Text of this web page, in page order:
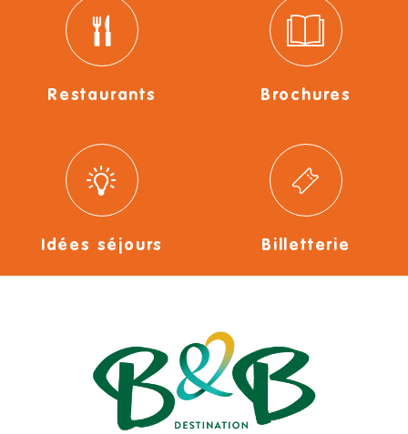
Restaurants Brochures
Idées séjours Billetterie